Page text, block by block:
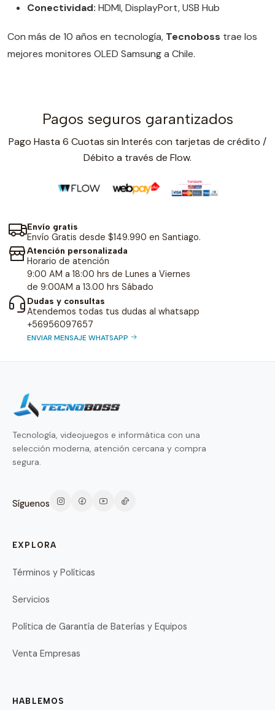
Conectividad: HDMI, DisplayPort, USB Hub
Con más de 10 años en tecnología, Tecnoboss trae los
mejores monitores OLED Samsung a Chile.
Pagos seguros garantizados
Pago Hasta 6 Cuotas sin Interés con tarjetas de crédito /
Débito a través de Flow.
Envío gratis
Envío Gratis desde $149.990 en Santiago.
Atención personalizada
Horario de atención
9:00 AM a 18:00 hrs de Lunes a Viernes
de 9:00AM a 13.00 hrs Sábado
Dudas y consultas
Atendemos todas tus dudas al whatsapp
+56956097657
ENVIAR MENSAJE WHATSAPP
Tecnología, videojuegos e informática con una
selección moderna, atención cercana y compra
segura.
Síguenos
EXPLORA
Términos y Políticas
Servicios
Política de Garantía de Baterías y Equipos
Venta Empresas
HABLEMOS